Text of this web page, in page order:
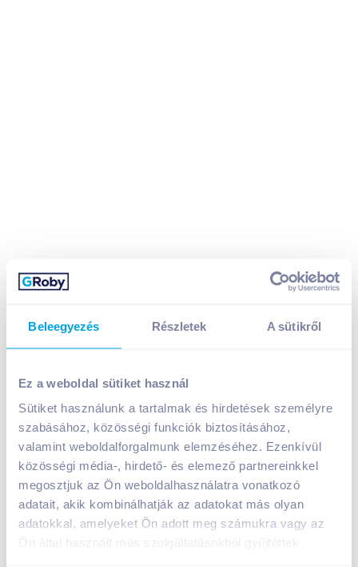
Beleegyezés Részletek A sütikről
Ez a weboldal sütiket használ
Sütiket használunk a tartalmak és hirdetések személyre
szabásához, közösségi funkciók biztosításához,
valamint weboldalforgalmunk elemzéséhez. Ezenkívül
közösségi média-, hirdető- és elemező partnereinkkel
megosztjuk az Ön weboldalhasználatra vonatkozó
adatait, akik kombinálhatják az adatokat más olyan
adatokkal, amelyeket Ön adott meg számukra vagy az
Egységár: 15 737
Nettó eladási ár: 235 Ft /db (27% áfa)
KosárbaKosárba
1 karton = 30 db
+1 karton a kosárba